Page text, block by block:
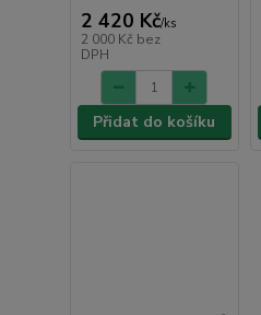
2 420 Kč/ks
2 000 Kč bez
DPH
Přidat do košíku